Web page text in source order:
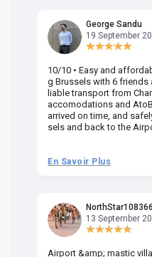
George Sandu
19 September
10/10 • Easy and
g Brussels with 6 friends
liable transport from
accomodations and
arrived on time, and
sels and back to the
En Savoir Plus
13 September
Airport &amp; mastic